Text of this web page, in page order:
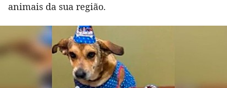
animais da sua região.